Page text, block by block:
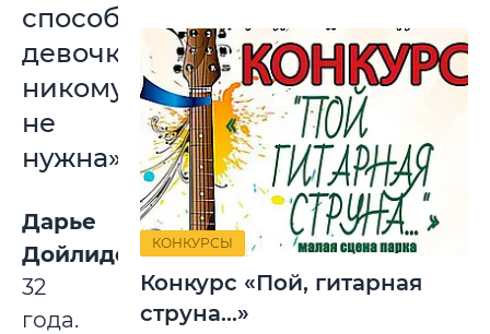
способная
девочка,
никому
не
нужна»
Дарье
Дойлидовой
32
года.
КОНКУРСЫ
Конкурс «Пой, гитарная
струна...»